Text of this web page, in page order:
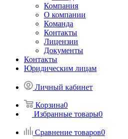
Компания
О компании
Команда
Контакты
Лицензии
Документы
Контакты
Юридическим лицам
Личный кабинет
Корзина0
Избранные товары0
Сравнение товаров0